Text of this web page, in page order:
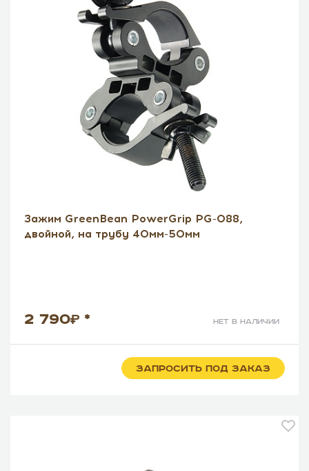
Зажим GreenBean PowerGrip PG-088,
двойной, на трубу 40мм-50мм
2 790 * нет в наличии
ЗАПРОСИТЬ ПОД ЗАКАЗ